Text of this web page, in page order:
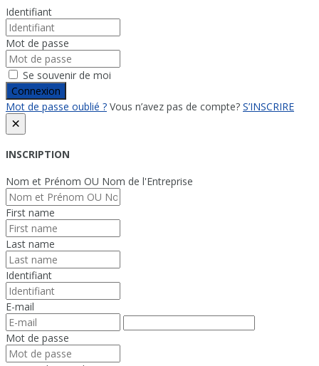
Identifiant
Mot de passe
Se souvenir de moi
Connexion
Mot de passe oublié ? Vous n’avez pas de compte? S’INSCRIRE
×
INSCRIPTION
Nom et Prénom OU Nom de l'Entreprise
First name
Last name
Identifiant
E-mail
Mot de passe